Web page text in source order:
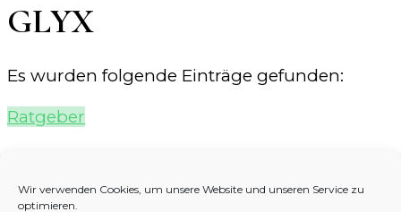
Wir verwenden Cookies, um unsere Website und unseren Service zu
optimieren.
GLYX
Es wurden folgende Einträge gefunden:
Ratgeber
schlank mit dem GLYX